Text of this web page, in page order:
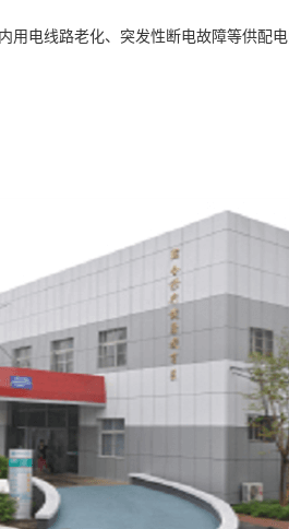
用电线路老化、突发性断电故障等供配